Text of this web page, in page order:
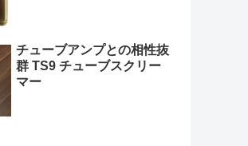
チューブアンプとの相性抜
群 TS9 チューブスクリー
マー